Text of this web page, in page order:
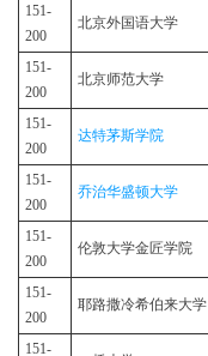
151-
200
北京外国语大学
151-
200
北京师范大学
151-
200
达特茅斯学院
151-
200
乔治华盛顿大学
151-
200
伦敦大学金匠学院
151-
200
耶路撒冷希伯来大学
151-